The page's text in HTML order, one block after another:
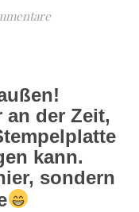
der Zeit,
kann.
sondern